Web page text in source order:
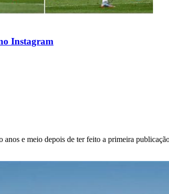
Instagram
anos e meio depois de ter feito a primeira